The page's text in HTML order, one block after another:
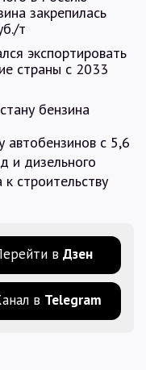
закрепилась
т
экспортировать
страны с 2033
бензина
автобензинов с 5,6
и дизельного
строительству
в Дзен
в Telegram